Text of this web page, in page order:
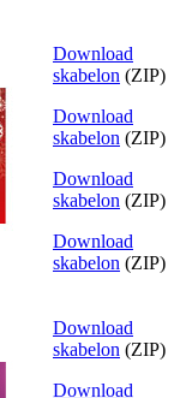
Download
skabelon (ZIP)
Download
skabelon (ZIP)
Download
skabelon (ZIP)
Download
skabelon (ZIP)
Download
skabelon (ZIP)
Download